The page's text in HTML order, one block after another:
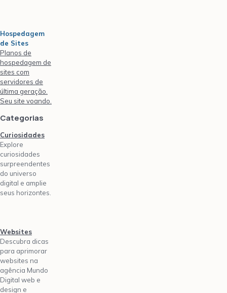
Hospedagem
de Sites
Planos de
hospedagem de
sites com
servidores de
última geração.
Seu site voando.
Categorias
Curiosidades
Explore
curiosidades
surpreendentes
do universo
digital e amplie
seus horizontes.
Websites
Descubra dicas
para aprimorar
websites na
agência Mundo
Digital web e
design e